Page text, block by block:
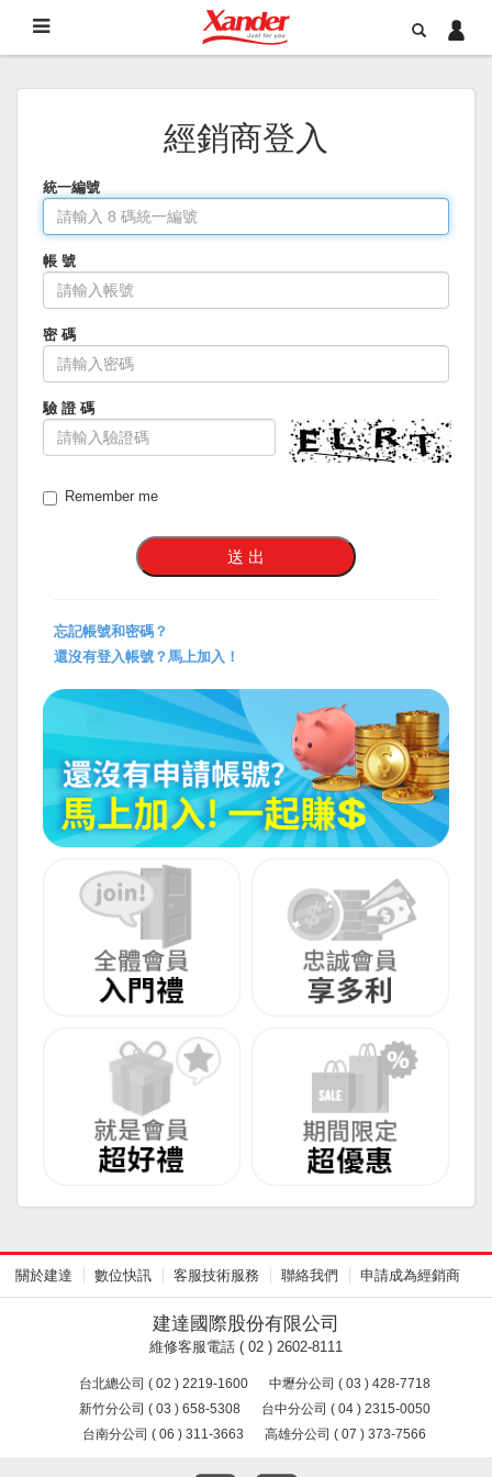
經銷商登入
統一編號
帳 號
密 碼
驗 證 碼
Remember me
忘記帳號和密碼？
還沒有登入帳號？馬上加入！
關於建達 數位快訊 客服技術服務 聯絡我們 申請成為經銷商
建達國際股份有限公司
維修客服電話 ( 02 ) 2602-8111
台北總公司 ( 02 ) 2219-1600
中壢分公司 ( 03 ) 428-7718
新竹分公司 ( 03 ) 658-5308
台中分公司 ( 04 ) 2315-0050
台南分公司 ( 06 ) 311-3663
高雄分公司 ( 07 ) 373-7566